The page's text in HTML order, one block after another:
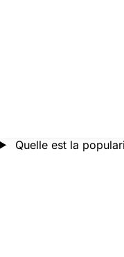
Quelle est la